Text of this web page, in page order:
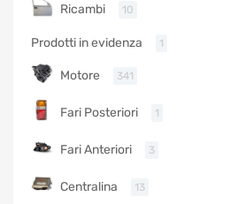
Ricambi 10
Prodotti in evidenza 1
Motore 341
Fari Posteriori 1
Fari Anteriori 3
Centralina 13